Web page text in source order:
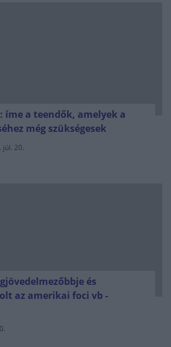
íme a teendők, amelyek a
még szükségesek
júl. 20.
és
az amerikai foci vb -